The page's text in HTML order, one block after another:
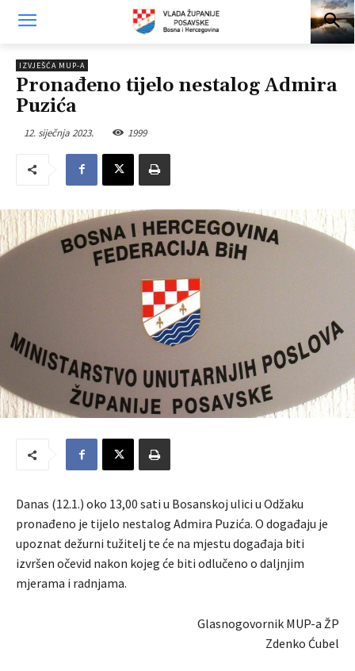
IZVJEŠĆA MUP-A
Pronađeno tijelo nestalog Admira
Puzića
12. siječnja 2023. 1999
Danas (12.1.) oko 13,00 sati u Bosanskoj ulici u Odžaku
pronađeno je tijelo nestalog Admira Puzića. O događaju je
upoznat dežurni tužitelj te će na mjestu događaja biti
izvršen očevid nakon kojeg će biti odlučeno o daljnjim
mjerama i radnjama.
Glasnogovornik MUP-a ŽP
Zdenko Ćubel